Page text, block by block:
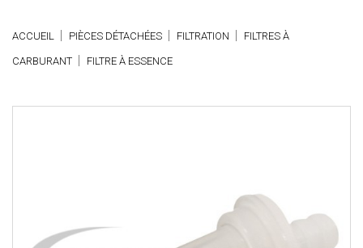
ACCUEIL PIÈCES DÉTACHÉES FILTRATION FILTRES À
CARBURANT FILTRE À ESSENCE